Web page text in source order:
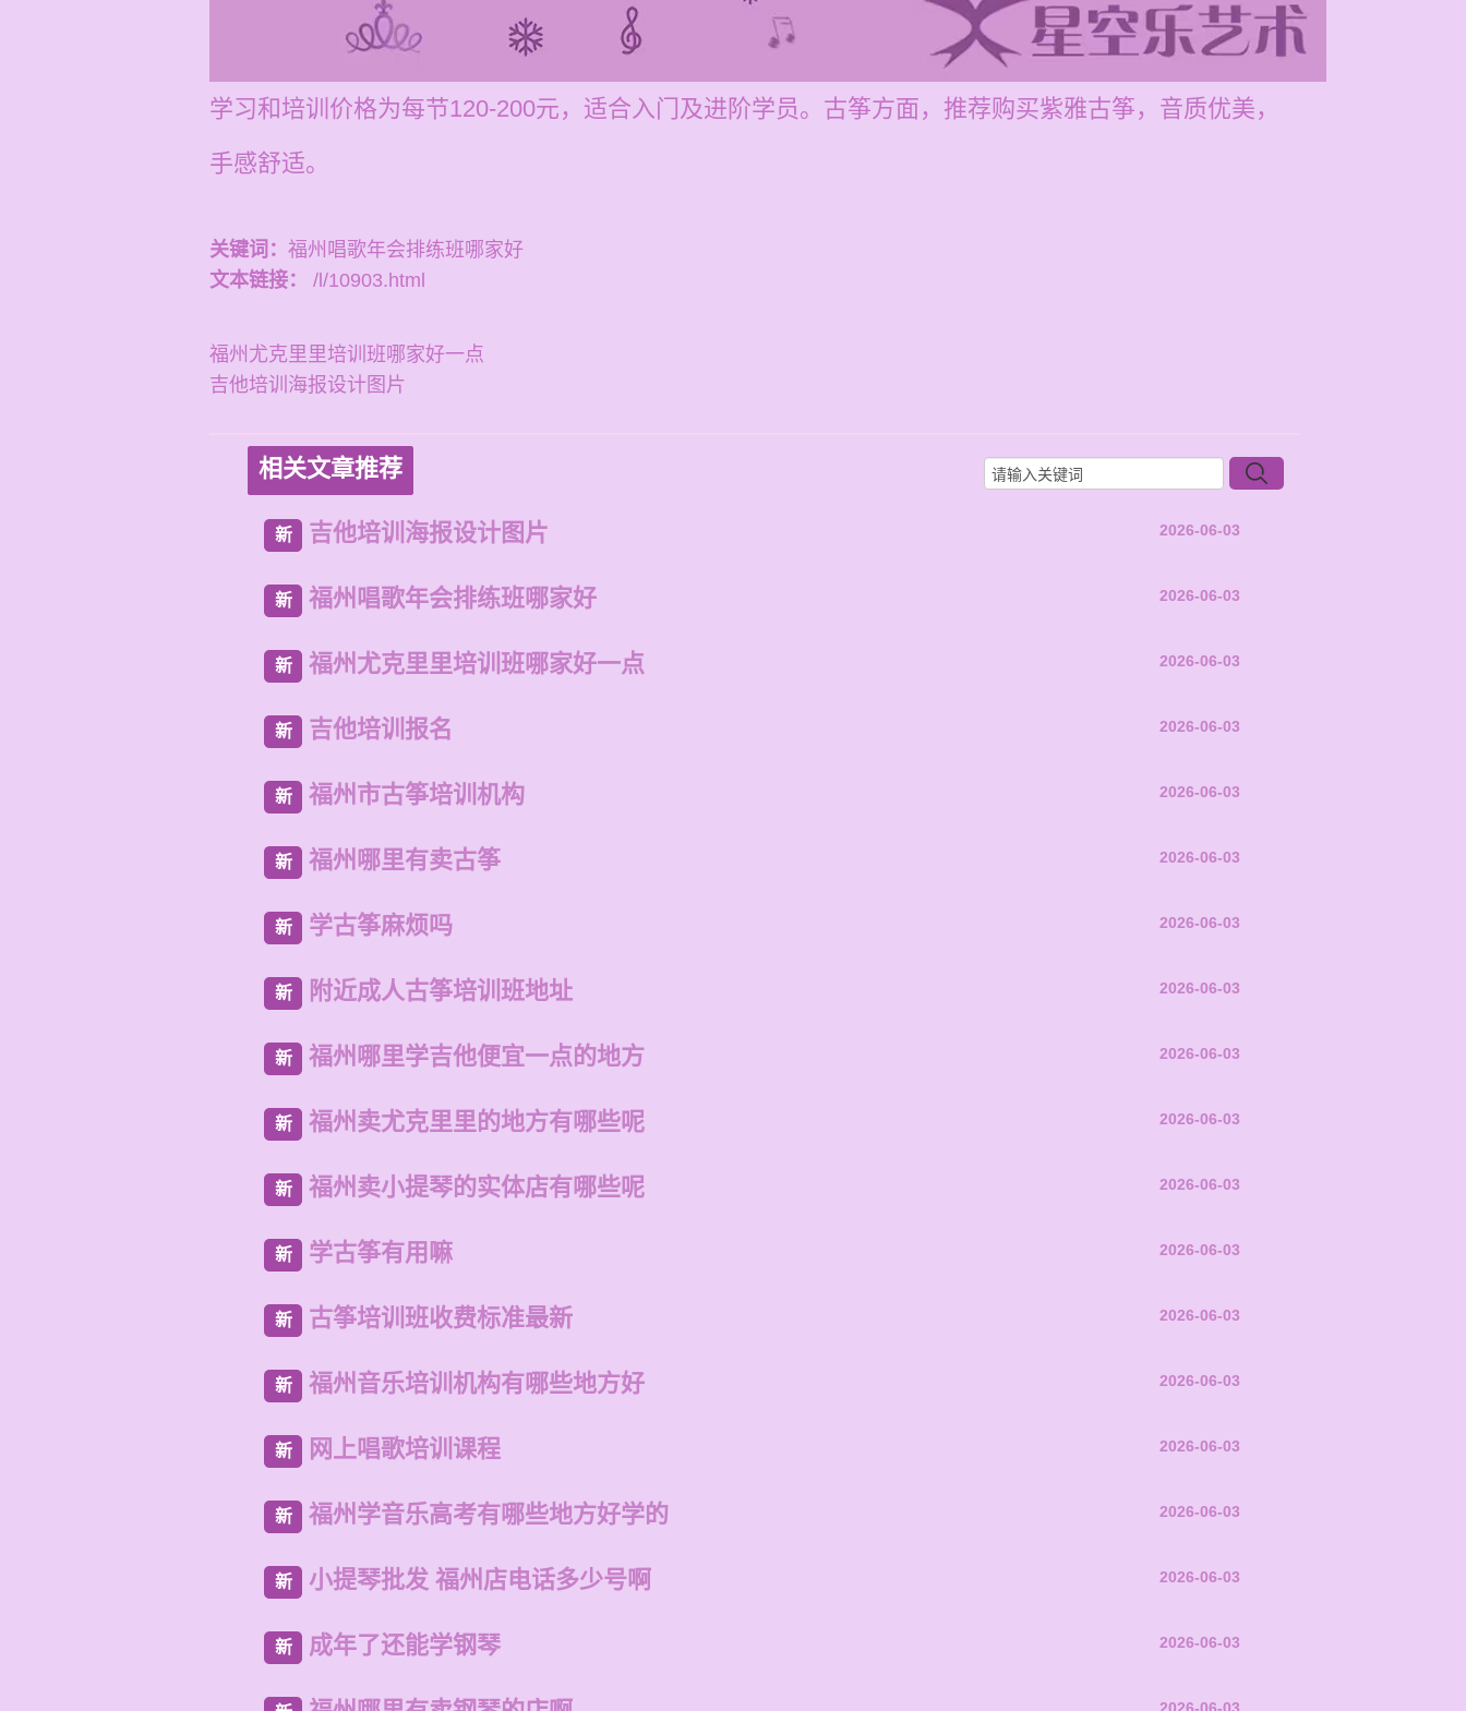
学习和培训价格为每节120-200元，适合入门及进阶学员。古筝方面，推荐购买紫雅古筝，音质优美，
手感舒适。
关键词： 福州唱歌年会排练班哪家好
文本链接：
/l/10903.html
福州尤克里里培训班哪家好一点
吉他培训海报设计图片
相关文章推荐
新 吉他培训海报设计图片 2026-06-03
新 福州唱歌年会排练班哪家好 2026-06-03
新 福州尤克里里培训班哪家好一点 2026-06-03
新 吉他培训报名 2026-06-03
新 福州市古筝培训机构 2026-06-03
新 福州哪里有卖古筝 2026-06-03
新 学古筝麻烦吗 2026-06-03
新 附近成人古筝培训班地址 2026-06-03
新 福州哪里学吉他便宜一点的地方 2026-06-03
新 福州卖尤克里里的地方有哪些呢 2026-06-03
新 福州卖小提琴的实体店有哪些呢 2026-06-03
新 学古筝有用嘛 2026-06-03
新 古筝培训班收费标准最新 2026-06-03
新 福州音乐培训机构有哪些地方好 2026-06-03
新 网上唱歌培训课程 2026-06-03
新 福州学音乐高考有哪些地方好学的 2026-06-03
新 小提琴批发 福州店电话多少号啊 2026-06-03
新 成年了还能学钢琴 2026-06-03